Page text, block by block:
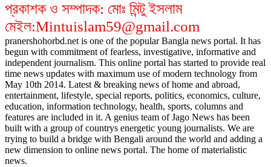
প্রকাশক ও সম্পাদক: মোঃ মিন্টু ইসলাম
মেইল:Mintuislam59@gmail.com
pranershohorbd.net is one of the popular Bangla news portal. It has
begun with commitment of fearless, investigative, informative and
independent journalism. This online portal has started to provide real
time news updates with maximum use of modern technology from
May 10th 2014. Latest & breaking news of home and abroad,
entertainment, lifestyle, special reports, politics, economics, culture,
education, information technology, health, sports, columns and
features are included in it. A genius team of Jago News has been
built with a group of countrys energetic young journalists. We are
trying to build a bridge with Bengali around the world and adding a
new dimension to online news portal. The home of materialistic
news.